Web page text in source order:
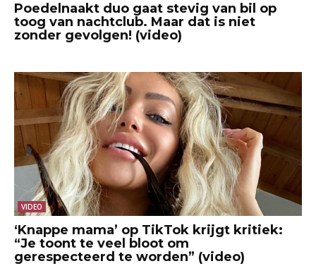
Poedelnaakt duo gaat stevig van bil op
toog van nachtclub. Maar dat is niet
zonder gevolgen! (video)
VIDEO
‘Knappe mama’ op TikTok krijgt kritiek:
“Je toont te veel bloot om
gerespecteerd te worden” (video)